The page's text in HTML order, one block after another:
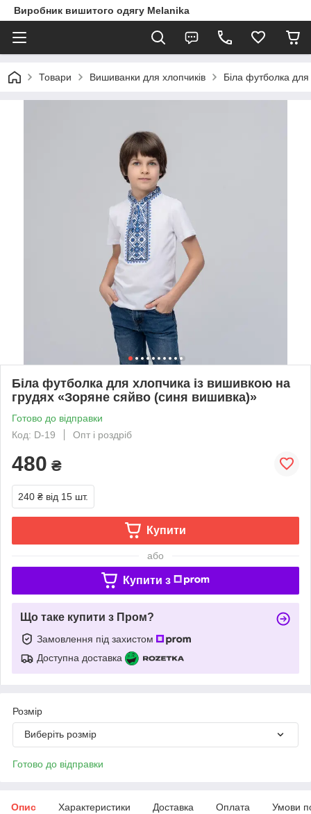
Виробник вишитого одягу Melanika
Товари Вишиванки для хлопчиків Біла футболка
Біла футболка для хлопчика із вишивкою на
грудях «Зоряне сяйво (синя вишивка)»
Готово до відправки
Код: D-19
Опт і роздріб
480 ₴
240 ₴ від 15 шт.
Купити
або
Купити з
Що таке купити з Пром?
Замовлення під захистом
Доступна доставка
Розмір
Виберіть розмір
Готово до відправки
Опис Характеристики Доставка Оплата Умови